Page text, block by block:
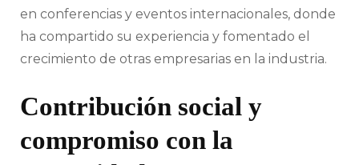
en conferencias y eventos internacionales, donde
ha compartido su experiencia y fomentado el
crecimiento de otras empresarias en la industria.
Contribución social y
compromiso con la